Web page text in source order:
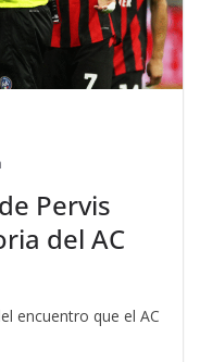
Pervis
del AC
encuentro que el AC